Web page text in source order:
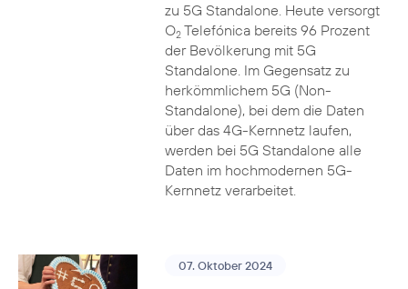
zu 5G Standalone. Heute versorgt
O2Telefónica bereits 96 Prozent
der Bevölkerung mit 5G
Standalone. Im Gegensatz zu
herkömmlichem 5G (Non-
Standalone), bei dem die Daten
über das 4G-Kernnetz laufen,
werden bei 5G Standalone alle
Daten im hochmodernen 5G-
Kernnetz verarbeitet.
07. Oktober 2024